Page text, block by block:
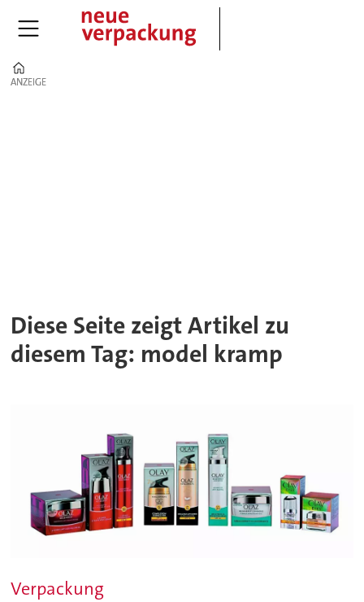
ANZEIGE
ANZEIGE
Diese Seite zeigt Artikel zu
diesem Tag: model kramp
Verpackung